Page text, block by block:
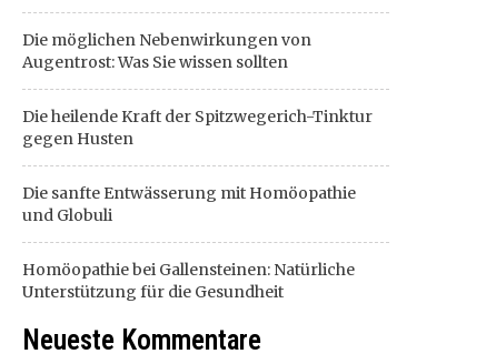
Die möglichen Nebenwirkungen von
Augentrost: Was Sie wissen sollten
Die heilende Kraft der Spitzwegerich-Tinktur
gegen Husten
Die sanfte Entwässerung mit Homöopathie
und Globuli
Homöopathie bei Gallensteinen: Natürliche
Unterstützung für die Gesundheit
Neueste Kommentare